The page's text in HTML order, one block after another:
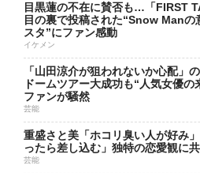
目黒蓮の不在に賛否も…「FIRST
目の裏で投稿された“Snow Manの
スタ”にファン感動
イケメン
「山田涼介が狙われないか心配」
ドームツアー大成功も“人気女優の
ファンが騒然
芸能
重盛さと美「ホコリ臭い人が好み
ったら差し込む」独特の恋愛観に
芸能